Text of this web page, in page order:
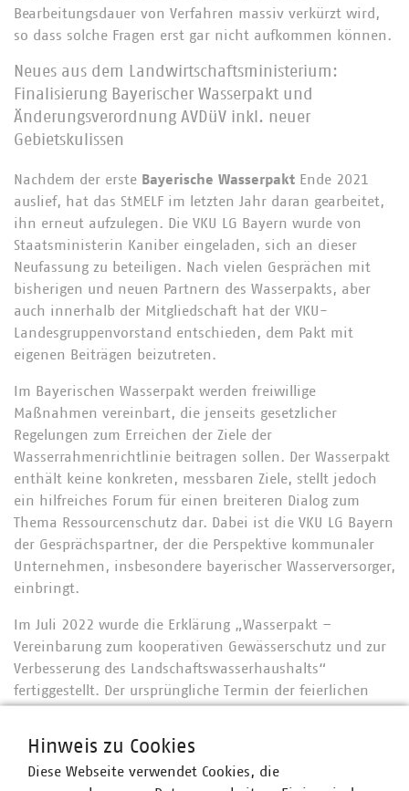
Bearbeitungsdauer von Verfahren massiv verkürzt wird,
so dass solche Fragen erst gar nicht aufkommen können.
Neues aus dem Landwirtschaftsministerium:
Finalisierung Bayerischer Wasserpakt und
Änderungsverordnung AVDüV inkl. neuer
Gebietskulissen
Nachdem der erste Bayerische Wasserpakt Ende 2021
auslief, hat das StMELF im letzten Jahr daran gearbeitet,
ihn erneut aufzulegen. Die VKU LG Bayern wurde von
Staatsministerin Kaniber eingeladen, sich an dieser
Neufassung zu beteiligen. Nach vielen Gesprächen mit
bisherigen und neuen Partnern des Wasserpakts, aber
auch innerhalb der Mitgliedschaft hat der VKU-
Landesgruppenvorstand entschieden, dem Pakt mit
eigenen Beiträgen beizutreten.
Im Bayerischen Wasserpakt werden freiwillige
Maßnahmen vereinbart, die jenseits gesetzlicher
Regelungen zum Erreichen der Ziele der
Wasserrahmenrichtlinie beitragen sollen. Der Wasserpakt
enthält keine konkreten, messbaren Ziele, stellt jedoch
ein hilfreiches Forum für einen breiteren Dialog zum
Thema Ressourcenschutz dar. Dabei ist die VKU LG Bayern
der Gesprächspartner, der die Perspektive kommunaler
Unternehmen, insbesondere bayerischer Wasserversorger,
einbringt.
Im Juli 2022 wurde die Erklärung „Wasserpakt –
Vereinbarung zum kooperativen Gewässerschutz und zur
Verbesserung des Landschaftswasserhaushalts“
fertiggestellt. Der ursprüngliche Termin der feierlichen
stellv. Vorsitzender, wird den Wasserpakt für die VKU
Landesgruppe Bayern unterzeichnen.
Hinweis zu Cookies
Diese Webseite verwendet Cookies, die